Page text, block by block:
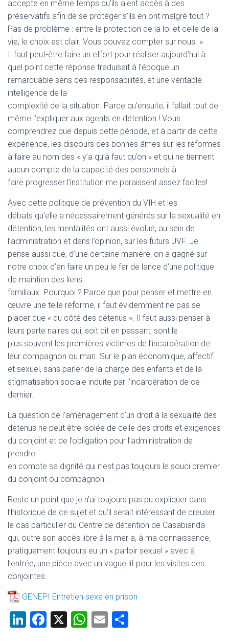
accepte en même temps qu’ils aient accès à des
préservatifs afin de se protéger s’ils en ont malgré tout ?
Pas de problème : entre la protection de la loi et celle de la
vie, le choix est clair. Vous pouvez compter sur nous. »
Il faut peut-être faire un effort pour réaliser aujourd’hui à
quel point cette réponse traduisait à l’époque un
remarquable sens des responsabilités, et une véritable
intelligence de la
complexité de la situation. Parce qu’ensuite, il fallait tout de
même l’expliquer aux agents en détention ! Vous
comprendrez que depuis cette période, et à partir de cette
expérience, les discours des bonnes âmes sur les réformes
à faire au nom des « y’a qu’à faut qu’on » et qui ne tiennent
aucun compte de la capacité des personnels à
faire progresser l’institution me paraissent assez faciles!
Avec cette politique de prévention du VIH et les
débats qu’elle a nécessairement générés sur la sexualité en
détention, les mentalités ont aussi évolué, au sein de
l’administration et dans l’opinion, sur les futurs UVF. Je
pense aussi que, d’une certaine manière, on a gagné sur
notre choix d’en faire un peu le fer de lance d’une politique
de maintien des liens
familiaux. Pourquoi ? Parce que pour penser et mettre en
œuvre une telle réforme, il faut évidemment ne pas se
placer que « du côté des détenus ». Il faut aussi penser à
leurs parte naires qui, soit dit en passant, sont le
plus souvent les premières victimes de l’incarcération de
leur compagnon ou mari. Sur le plan économique, affectif
et sexuel, sans parler de la charge des enfants et de la
stigmatisation sociale induite par l’incarcération de ce
dernier.
La question de l’aménagement d’un droit à la sexualité des
détenus ne peut être isolée de celle des droits et exigences
du conjoint et de l’obligation pour l’administration de
prendre
en compte sa dignité qui n’est pas toujours le souci premier
du conjoint ou compagnon.
Reste un point que je n’ai toujours pas pu expliquer dans
l’historique de ce sujet et qu’il serait intéressant de creuser :
le cas particulier du Centre de détention de Casabianda
qui, outre son accès libre à la mer a, à ma connaissance,
pratiquement toujours eu un « parloir sexuel » avec à
l’entrée, une pièce avec un vague lit pour les visites des
conjointes.
GENEPI Entretien sexe en prison
Li
F
X
W E